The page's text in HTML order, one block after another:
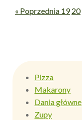
« Poprzednia 19 20
Pizza
Makarony
Dania główne
Zupy